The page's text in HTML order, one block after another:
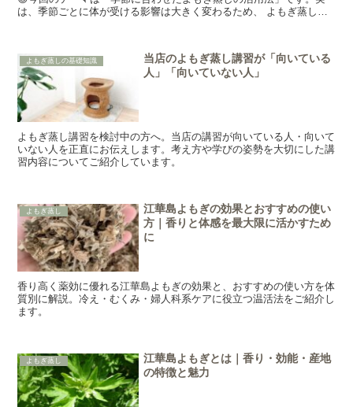
は、季節ごとに体が受ける影響は大きく変わるため、 よもぎ蒸しの
よもぎ蒸しの基礎知識
当店のよもぎ蒸し講習が「向いている
人」「向いていない人」
よもぎ蒸し講習を検討中の方へ。当店の講習が向いている人・向いて
いない人を正直にお伝えします。考え方や学びの姿勢を大切にした講
習内容についてご紹介しています。
よもぎ蒸し
江華島よもぎの効果とおすすめの使い
方｜香りと体感を最大限に活かすため
に
香り高く薬効に優れる江華島よもぎの効果と、おすすめの使い方を体
質別に解説。冷え・むくみ・婦人科系ケアに役立つ温活法をご紹介し
ます。
よもぎ蒸し
江華島よもぎとは｜香り・効能・産地
の特徴と魅力